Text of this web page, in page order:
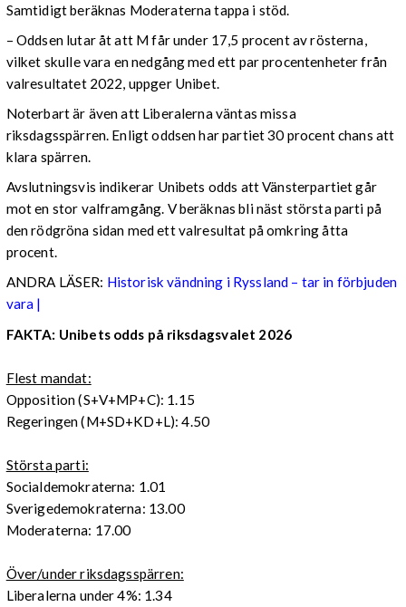
Samtidigt beräknas Moderaterna tappa i stöd.
– Oddsen lutar åt att M får under 17,5 procent av rösterna,
vilket skulle vara en nedgång med ett par procentenheter från
valresultatet 2022, uppger Unibet.
Noterbart är även att Liberalerna väntas missa
riksdagsspärren. Enligt oddsen har partiet 30 procent chans att
klara spärren.
Avslutningsvis indikerar Unibets odds att Vänsterpartiet går
mot en stor valframgång. V beräknas bli näst största parti på
den rödgröna sidan med ett valresultat på omkring åtta
procent.
ANDRA LÄSER: Historisk vändning i Ryssland – tar in förbjuden
vara |
FAKTA: Unibets odds på riksdagsvalet 2026
Flest mandat:
Opposition (S+V+MP+C): 1.15
Regeringen (M+SD+KD+L): 4.50
Största parti:
Socialdemokraterna: 1.01
Sverigedemokraterna: 13.00
Moderaterna: 17.00
Över/under riksdagsspärren:
Liberalerna under 4%: 1.34